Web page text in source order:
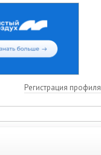
Регистрация профиля